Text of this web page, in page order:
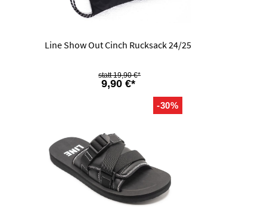
Line Show Out Cinch Rucksack 24/25
9,90 €*
19,90 €*
-30%